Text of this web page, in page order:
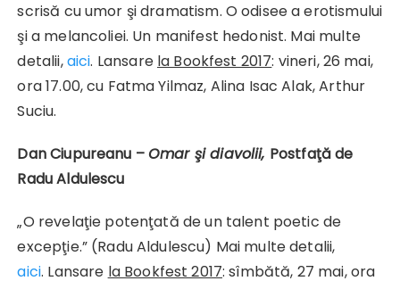
scrisă cu umor şi dramatism. O odisee a erotismului
şi a melancoliei. Un manifest hedonist. Mai multe
detalii,aici. Lansare la Bookfest 2017: vineri, 26 mai,
ora 17.00, cu Fatma Yilmaz, Alina Isac Alak, Arthur
Suciu.
Dan Ciupureanu –Omar şi diavolii, Postfaţă de
Radu Aldulescu
„O revelaţie potenţată de un talent poetic de
excepţie.” (Radu Aldulescu) Mai multe detalii,
aici. Lansare la Bookfest 2017: sîmbătă, 27 mai, ora